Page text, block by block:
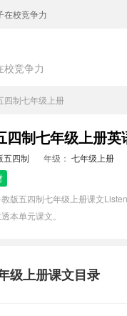
在校竞争力
校竞争力
四制七年级上册
四制七年级上册
五四制 年级： 七年级上册
版五四制七年级上册课文
本单元课文。
级上册课文目录